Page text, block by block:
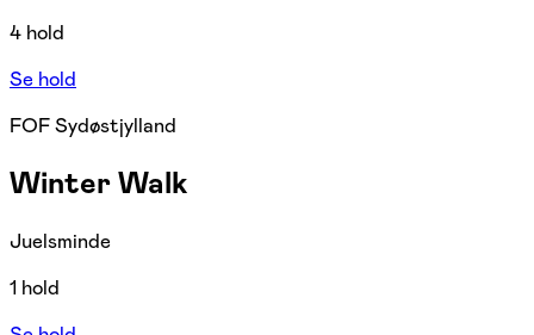
4 hold
Se hold
FOF Sydøstjylland
Winter Walk
Juelsminde
1 hold